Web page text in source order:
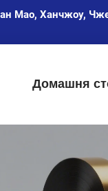
Мао, Ханчжоу,
Домашня